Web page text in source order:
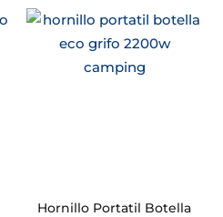
Hornillo Portatil Botella